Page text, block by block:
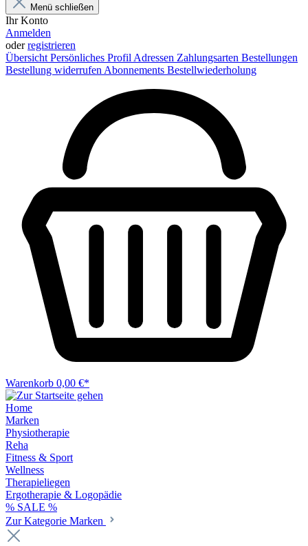
Menü schließen
Ihr Konto
Anmelden
oderregistrieren
Übersicht Persönliches Profil Adressen Zahlungsarten Bestellungen
Bestellung widerrufen Abonnements Bestellwiederholung
Warenkorb 0,00 €*
Home
Marken
Physiotherapie
Reha
Fitness & Sport
Wellness
Therapieliegen
Ergotherapie & Logopädie
% SALE %
Zur Kategorie Marken